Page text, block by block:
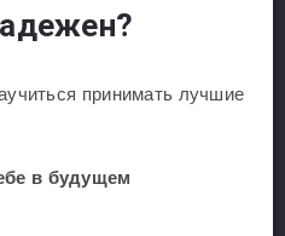
принимать лучшие
в будущем